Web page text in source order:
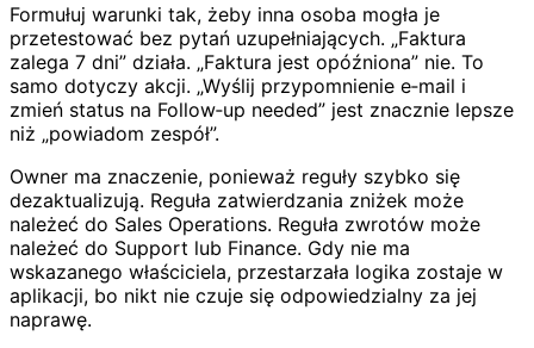
Formułuj warunki tak, żeby inna osoba mogła je
przetestować bez pytań uzupełniających. „Faktura
zalega 7 dni” działa. „Faktura jest opóźniona” nie. To
samo dotyczy akcji. „Wyślij przypomnienie e‑mail i
zmień status na Follow‑up needed” jest znacznie lepsze
niż „powiadom zespół”.
Owner ma znaczenie, ponieważ reguły szybko się
dezaktualizują. Reguła zatwierdzania zniżek może
należeć do Sales Operations. Reguła zwrotów może
należeć do Support lub Finance. Gdy nie ma
wskazanego właściciela, przestarzała logika zostaje w
aplikacji, bo nikt nie czuje się odpowiedzialny za jej
naprawę.